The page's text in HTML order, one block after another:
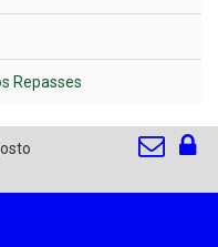
Repasses